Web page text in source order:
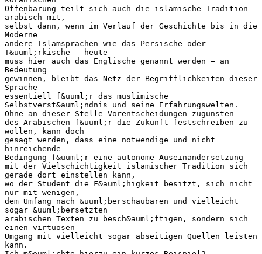
Offenbarung teilt sich auch die islamische Tradition
arabisch mit,
selbst dann, wenn im Verlauf der Geschichte bis in die
Moderne
andere Islamsprachen wie das Persische oder
T&uuml;rkische – heute
muss hier auch das Englische genannt werden – an
Bedeutung
gewinnen, bleibt das Netz der Begrifflichkeiten dieser
Sprache
essentiell f&uuml;r das muslimische
Selbstverst&auml;ndnis und seine Erfahrungswelten.
Ohne an dieser Stelle Vorentscheidungen zugunsten
des Arabischen f&uuml;r die Zukunft festschreiben zu
wollen, kann doch
gesagt werden, dass eine notwendige und nicht
hinreichende
Bedingung f&uuml;r eine autonome Auseinandersetzung
mit der Vielschichtigkeit islamischer Tradition sich
gerade dort einstellen kann,
wo der Student die F&auml;higkeit besitzt, sich nicht
nur mit wenigen,
dem Umfang nach &uuml;berschaubaren und vielleicht
sogar &uuml;bersetzten
arabischen Texten zu besch&auml;ftigen, sondern sich
einen virtuosen
Umgang mit vielleicht sogar abseitigen Quellen leisten
kann.